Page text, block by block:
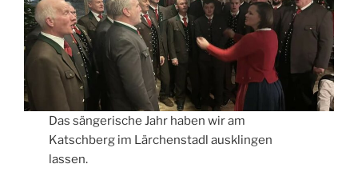
Das sängerische Jahr haben wir am
Katschberg im Lärchenstadl ausklingen
lassen.